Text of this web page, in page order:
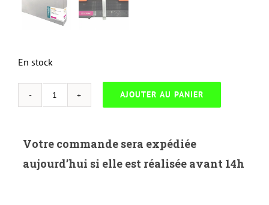
En stock
quantité
S.404SM-
SAMSUNG
AJOUTER AU PANIER
Votre commande sera expédiée
aujourd’hui si elle est réalisée avant 14h